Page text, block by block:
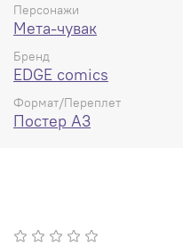
Персонажи
Мета-чувак
Бренд
EDGE comics
Формат/Переплет
Постер А3